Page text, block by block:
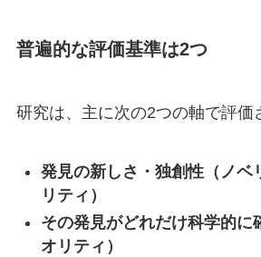
普遍的な評価基準は2つ
研究は、主に次の2つの軸で評価
発見の新しさ・独創性（ノベ
リティ）
その発見がどれだけ科学的に
オリティ）